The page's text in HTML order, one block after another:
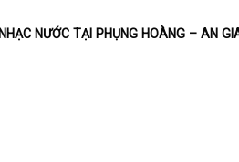
NƯỚC TẠI PHỤNG HOÀNG – AN